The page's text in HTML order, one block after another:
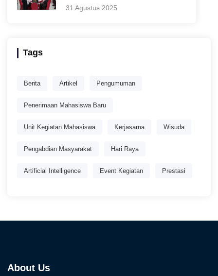
31 Agustus 2025
Tags
Berita Artikel Pengumuman
Penerimaan Mahasiswa Baru
Unit Kegiatan Mahasiswa Kerjasama Wisuda
Pengabdian Masyarakat Hari Raya
Artificial Intelligence Event Kegiatan Prestasi
About Us